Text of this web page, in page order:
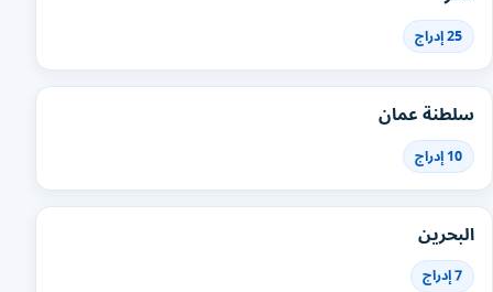
25 إدراج
سلطنة عمان
10 إدراج
البحرين
7 إدراج